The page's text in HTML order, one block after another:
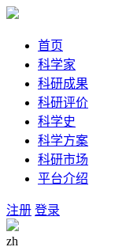
首页
科学家
科研成果
科研评价
科学史
科学方案
科研市场
平台介绍
注册 登录
zh